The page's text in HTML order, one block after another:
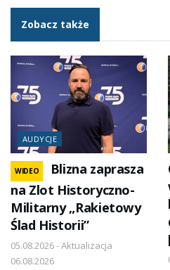
Zobacz także
AUDYCJE
WIDEO
Blizna zaprasza
na Zlot Historyczno-
Militarny „Rakietowy
Ślad Historii”
05.08.2026 - Aktualizacja
06.08.2026